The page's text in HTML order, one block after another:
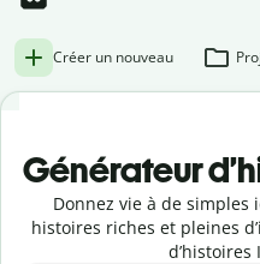
Créer un nouveau
Générateur
Donnez vie à de
histoires riches et pleines
d’histoires